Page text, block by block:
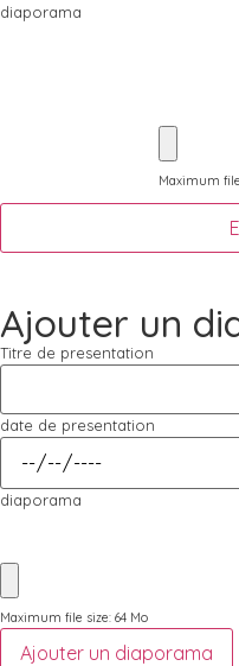
diaporama
Maximum
Ajouter un
Titre de presentation
date de presentation
diaporama
Maximum file size: 64 Mo
Ajouter un diaporama